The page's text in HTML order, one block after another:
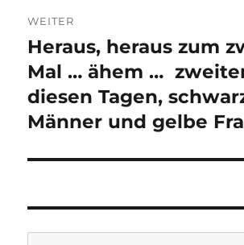
WEITER
Nächster
Beitrag:
Heraus, heraus zum
Mal … ähem …
diesen Tagen,
Männer und gelbe